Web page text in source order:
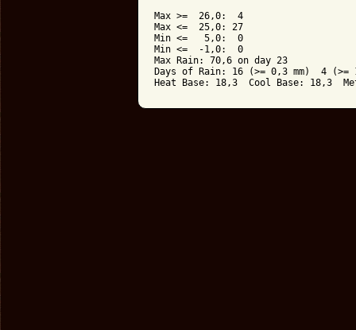
Max >=  26,0:  4
Max <=  25,0: 27
Min <=   5,0:  0
Min <=  -1,0:  0
Max Rain: 70,6 on day 23
Days of Rain: 16 (>= 0,3 mm)  4 (>=